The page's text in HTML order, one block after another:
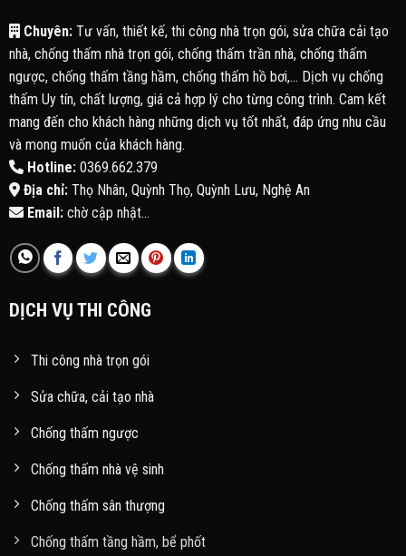
Chuyên:Tư vấn, thiết kế, thi công nhà trọn gói, sửa chữa cải tạo
nhà, chống thấm nhà trọn gói, chống thấm trần nhà, chống thấm
ngược, chống thấm tầng hầm, chống thấm hồ bơi,... Dịch vụ chống
thấm Uy tín, chất lượng, giá cả hợp lý cho từng công trình. Cam kết
mang đến cho khách hàng những dịch vụ tốt nhất, đáp ứng nhu cầu
và mong muốn của khách hàng.
Hotline:0369.662.379
Địa chỉ:Thọ Nhân, Quỳnh Thọ, Quỳnh Lưu, Nghệ An
Email:chờ cập nhật...
DỊCH VỤ THI CÔNG
Thi công nhà trọn gói
Sửa chữa, cải tạo nhà
Chống thấm ngược
Chống thấm nhà vệ sinh
Chống thấm sân thượng
Chống thấm tầng hầm, bể phốt